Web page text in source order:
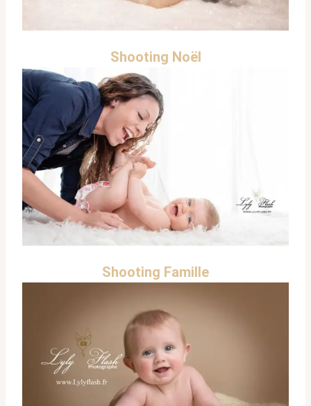
Shooting Noël
Shooting Famille